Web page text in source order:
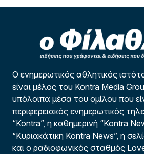
Ο ενημερωτικός αθλητικός
είναι μέλος του Kontra Media
υπόλοιπα μέσα του ομίλου που
περιφερειακός ενημερωτικός
“Kontra”, η καθημερινή “Kontra
“Κυριακάτικη Kontra News”, η
και ο ραδιοφωνικός σταθμός